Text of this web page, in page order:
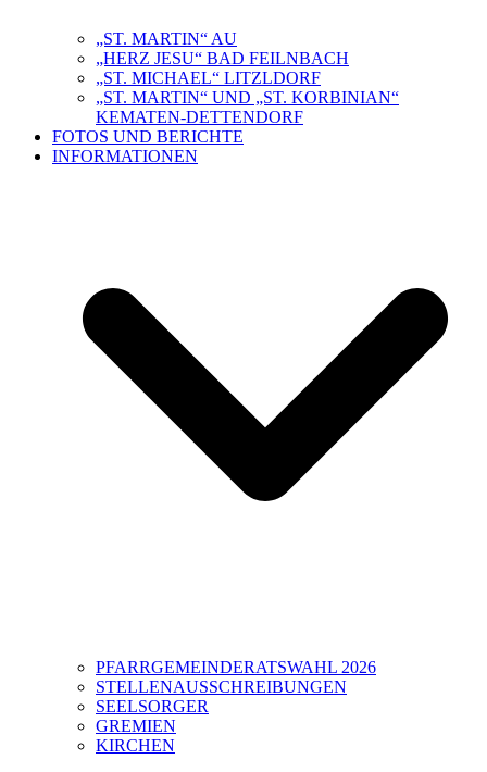
„ST. MARTIN“ AU
„HERZ JESU“ BAD FEILNBACH
„ST. MICHAEL“ LITZLDORF
„ST. MARTIN“ UND „ST. KORBINIAN“
KEMATEN-DETTENDORF
FOTOS UND BERICHTE
INFORMATIONEN
PFARRGEMEINDERATSWAHL 2026
STELLENAUSSCHREIBUNGEN
SEELSORGER
GREMIEN
KIRCHEN